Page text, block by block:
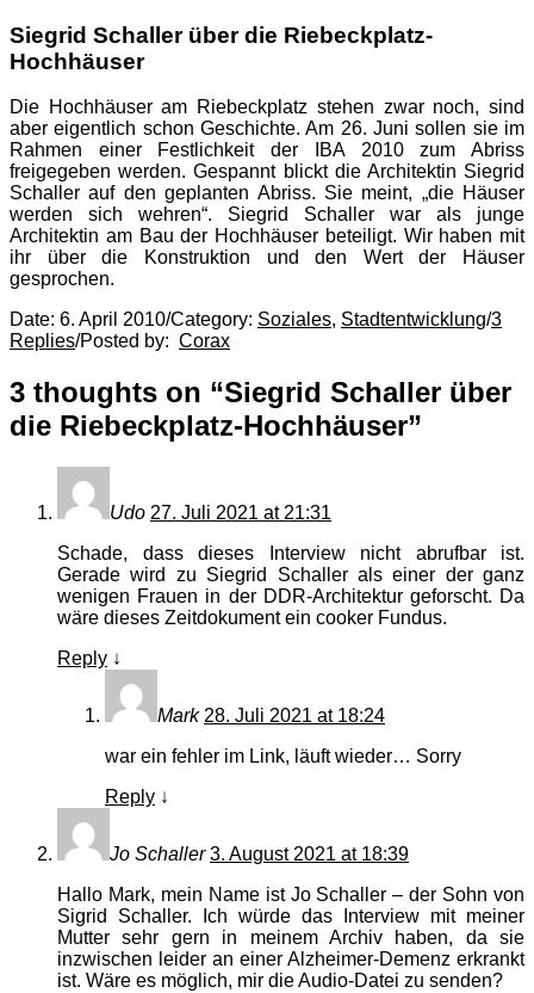
Siegrid Schaller über die Riebeckplatz-
Hochhäuser
Die Hochhäuser am Riebeckplatz stehen zwar noch, sind
aber eigentlich schon Geschichte. Am 26. Juni sollen sie im
Rahmen einer Festlichkeit der IBA 2010 zum Abriss
freigegeben werden. Gespannt blickt die Architektin Siegrid
Schaller auf den geplanten Abriss. Sie meint, „die Häuser
werden sich wehren“. Siegrid Schaller war als junge
Architektin am Bau der Hochhäuser beteiligt. Wir haben mit
ihr über die Konstruktion und den Wert der Häuser
gesprochen.
Date: 6. April 2010/Category: Soziales, Stadtentwicklung/3
Replies/Posted by: Corax
3 thoughts on “Siegrid Schaller über
die Riebeckplatz-Hochhäuser”
Udo 27. Juli 2021 at 21:31
Schade, dass dieses Interview nicht abrufbar ist.
Gerade wird zu Siegrid Schaller als einer der ganz
wenigen Frauen in der DDR-Architektur geforscht. Da
wäre dieses Zeitdokument ein cooker Fundus.
Reply ↓
Mark 28. Juli 2021 at 18:24
war ein fehler im Link, läuft wieder… Sorry
Reply ↓
Jo Schaller3. August 2021 at 18:39
Hallo Mark, mein Name ist Jo Schaller – der Sohn von
Sigrid Schaller. Ich würde das Interview mit meiner
Mutter sehr gern in meinem Archiv haben, da sie
inzwischen leider an einer Alzheimer-Demenz erkrankt
ist. Wäre es möglich, mir die Audio-Datei zu senden?